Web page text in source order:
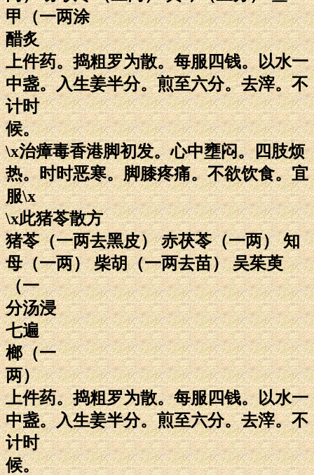
甲（一两涂
醋炙
上件药。捣粗罗为散。每服四钱。以水一
中盏。入生姜半分。煎至六分。去滓。不
计时
候。
\x治瘴毒香港脚初发。心中壅闷。四肢烦
热。时时恶寒。脚膝疼痛。不欲饮食。宜
服\x
\x此猪苓散方
猪苓（一两去黑皮） 赤茯苓（一两） 知
母（一两） 柴胡（一两去苗） 吴茱萸
（一
分汤浸
七遍
榔（一
两）
上件药。捣粗罗为散。每服四钱。以水一
中盏。入生姜半分。煎至六分。去滓。不
计时
候。